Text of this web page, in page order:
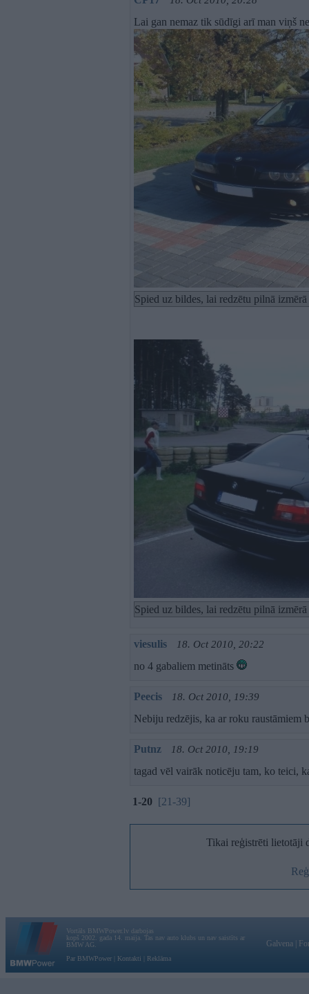
Lai gan nemaz tik sūdīgi arī man viņš
Spied uz bildes, lai redzētu pilnā
Spied uz bildes, lai redzētu pilnā
viesulis 18. Oct 2010, 20:22
no 4 gabaliem metināts
Peecis 18. Oct 2010, 19:39
Nebiju redzējis, ka ar roku raustāmiem
Putnz 18. Oct 2010, 19:19
tagad vēl vairāk noticēju tam, ko teici,
1-20 [21-39]
Tikai reģistrēti lietotāji
Vortāls BMWPower.lv darbojas
kopš 2002. gada 14. maija. Tas nav auto klubs un nav saistīts ar
BMW AG.
Par BMWPower
Kontakti Reklāma
Galvena